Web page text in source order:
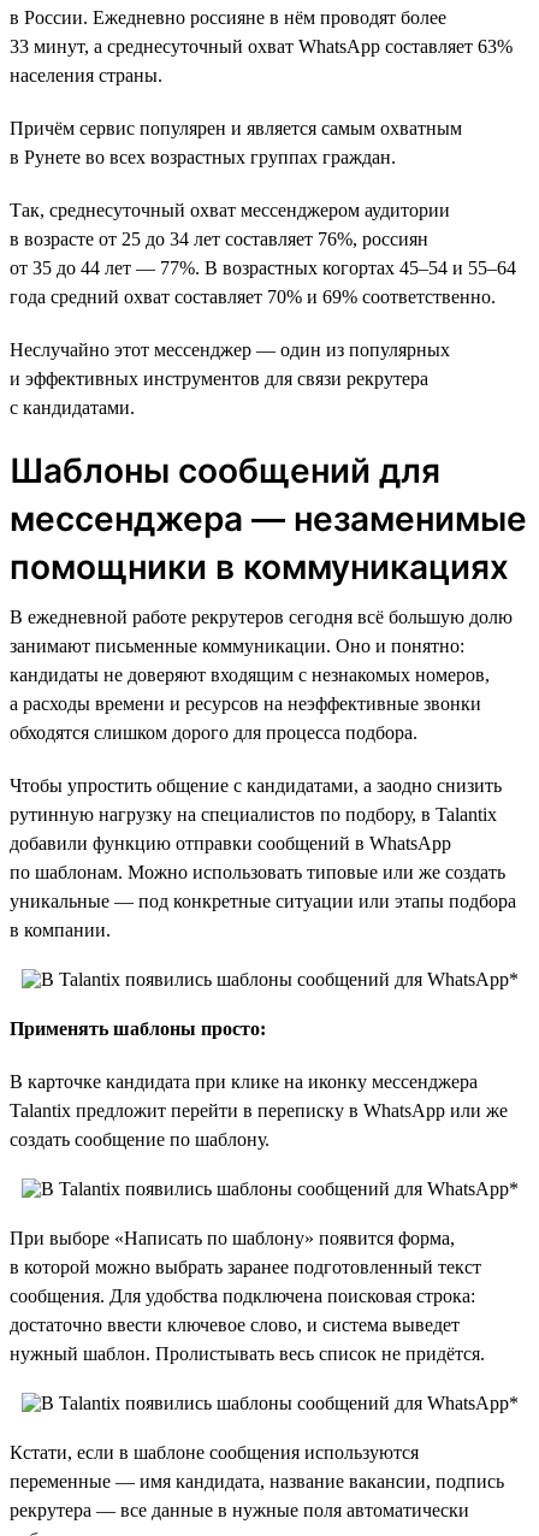
в России. Ежедневно россияне в нём проводят более
33 минут, а среднесуточный охват WhatsApp составляет 63%
населения страны.
Причём сервис популярен и является самым охватным
в Рунете во всех возрастных группах граждан.
Так, среднесуточный охват мессенджером аудитории
в возрасте от 25 до 34 лет составляет 76%, россиян
от 35 до 44 лет — 77%. В возрастных когортах 45–54 и 55–64
года средний охват составляет 70% и 69% соответственно.
Неслучайно этот мессенджер — один из популярных
и эффективных инструментов для связи рекрутера
с кандидатами.
Шаблоны сообщений для
мессенджера — незаменимые
помощники в коммуникациях
В ежедневной работе рекрутеров сегодня всё большую долю
занимают письменные коммуникации. Оно и понятно:
кандидаты не доверяют входящим с незнакомых номеров,
а расходы времени и ресурсов на неэффективные звонки
обходятся слишком дорого для процесса подбора.
Чтобы упростить общение с кандидатами, а заодно снизить
рутинную нагрузку на специалистов по подбору, в Talantix
добавили функцию отправки сообщений в WhatsApp
по шаблонам. Можно использовать типовые или же создать
уникальные — под конкретные ситуации или этапы подбора
в компании.
Применять шаблоны просто:
В карточке кандидата при клике на иконку мессенджера
Talantix предложит перейти в переписку в WhatsApp или же
создать сообщение по шаблону.
При выборе «Написать по шаблону» появится форма,
в которой можно выбрать заранее подготовленный текст
сообщения. Для удобства подключена поисковая строка:
достаточно ввести ключевое слово, и система выведет
нужный шаблон. Пролистывать весь список не придётся.
Кстати, если в шаблоне сообщения используются
переменные — имя кандидата, название вакансии, подпись
рекрутера — все данные в нужные поля автоматически